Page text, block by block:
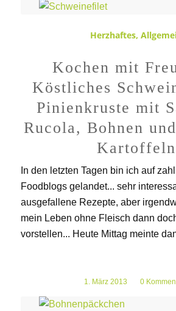
Herzhaftes,
Kochen mit
Köstliches
Pinienkruste mit
Rucola, Bohnen
Kartoffeln
In den letzten Tagen bin ich auf
Foodblogs gelandet... sehr
ausgefallene Rezepte, aber
mein Leben ohne Fleisch dann
vorstellen... Heute Mittag meinte
1. März 2013
/ 0